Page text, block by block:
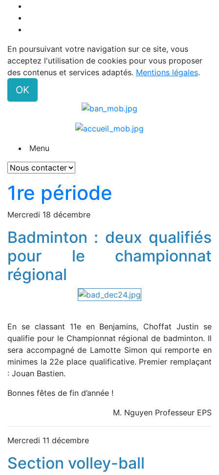
En poursuivant votre navigation sur ce site, vous
acceptez l'utilisation de cookies pour vous proposer
des contenus et services adaptés. Mentions légales.
OK
Menu
1re période
Mercredi 18 décembre
Badminton : deux qualifiés
pour le championnat
régional
En se classant 11e en Benjamins, Choffat Justin se
qualifie pour le Championnat régional de badminton. Il
sera accompagné de Lamotte Simon qui remporte en
minimes la 22e place qualificative. Premier remplaçant
: Jouan Bastien.
Bonnes fêtes de fin d’année !
M. Nguyen Professeur EPS
Mercredi 11 décembre
Section volley-ball